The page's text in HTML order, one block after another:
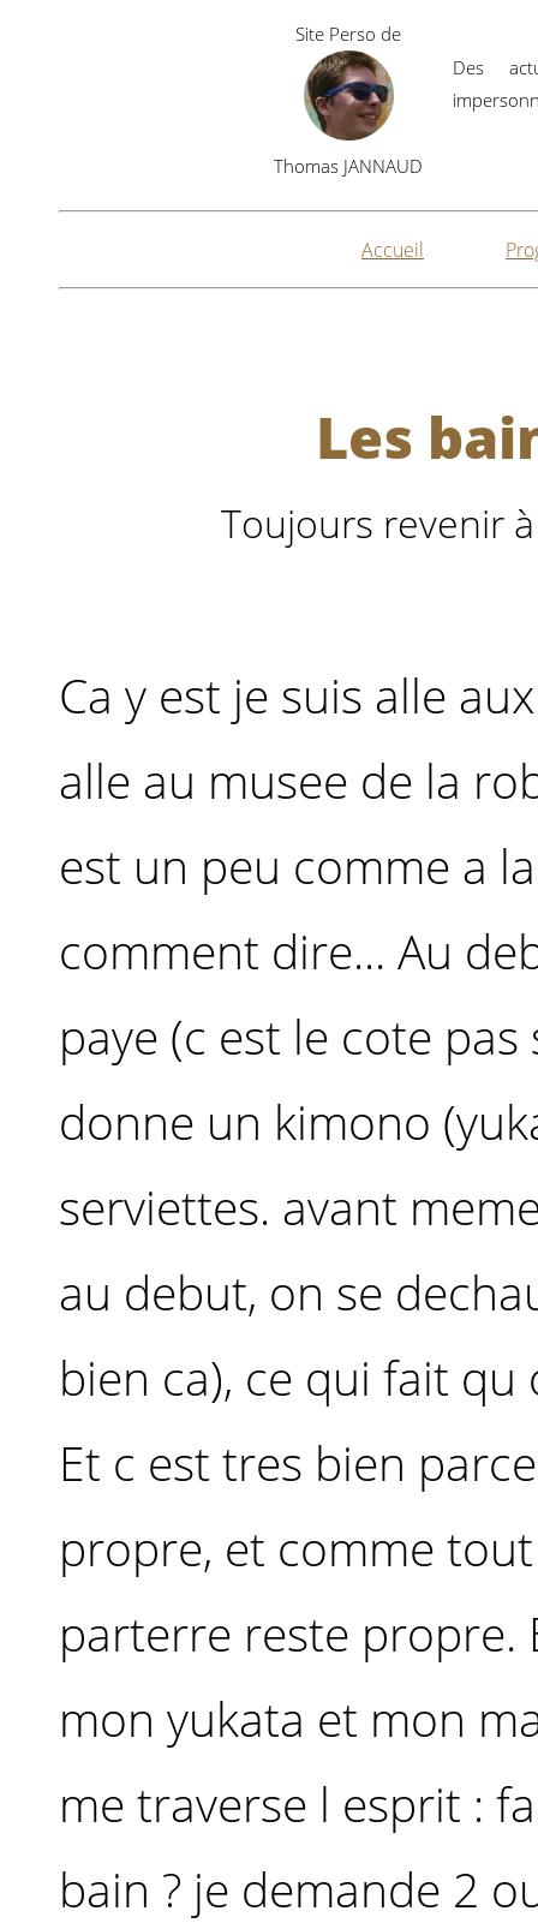
Site Perso de
Thomas JANNAUD
Des
Accueil
Les
Toujours revenir
Ca y est je suis alle
alle au musee de la
est un peu comme a
comment dire... Au
paye (c est le cote
donne un kimono
serviettes. avant
au debut, on se
bien ca), ce qui fait
Et c est tres bien
propre, et comme
parterre reste propre.
mon yukata et mon
me traverse l esprit :
bain ? je demande 2